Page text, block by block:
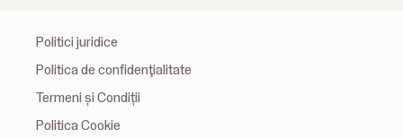
Politici juridice
Politica de confidenţialitate
Termeni și Condiții
Politica Cookie